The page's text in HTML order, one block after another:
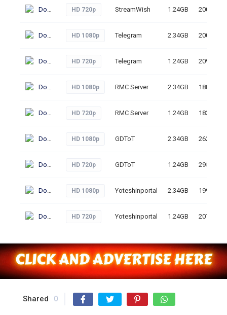
Download HD 720p StreamWish 1.24GB 200
Download HD 1080p Telegram 2.34GB 200
Download HD 720p Telegram 1.24GB 209
Download HD 1080p RMC Server 2.34GB 188
Download HD 720p RMC Server 1.24GB 183
Download HD 1080p GDToT 2.34GB 262
Download HD 720p GDToT 1.24GB 295
Download HD 1080p Yoteshinportal 2.34GB 199
Download HD 720p Yoteshinportal 1.24GB 207
Shared 0